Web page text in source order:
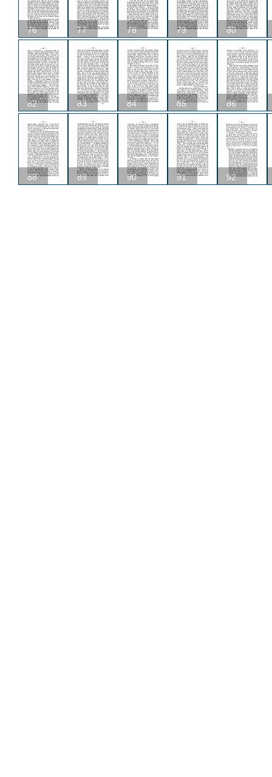
76 77 78 79 80
82 83 84 85 86
88 89 90 91 92